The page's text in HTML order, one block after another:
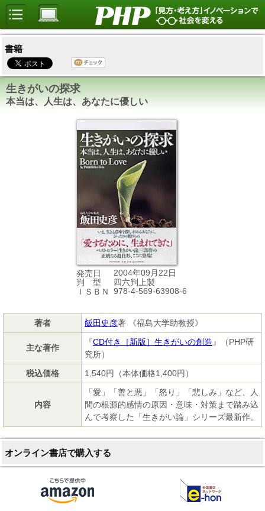
書籍
生きがいの探求
本当は、人生は、あなたに優しい
発売日
2004年09月22日
判 型
四六判上製
ＩＳＢＮ
978-4-569-63908-6
著者 飯田史彦著 《福島大学助教授》
主な著作
『CD付き［新版］生きがいの創造 』（PHP研
究所）
税込価格
1,540円（本体価格1,400円）
内容
「愛」「善と悪」「怒り」「悲しみ」など、人
間の根源的感情の原因・意味・対策まで踏み込
んで考察した「生きがい論」シリーズ最新作。
オンライン書店で購入する